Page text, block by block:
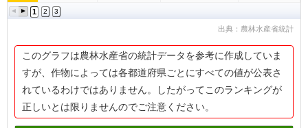
1 2 3
出典：農林水産省統計
このグラフは農林水産省の統計データを参考に作成していま
すが、作物によっては各都道府県ごとにすべての値が公表さ
れているわけではありません。したがってこのランキングが
正しいとは限りませんのでご注意ください。